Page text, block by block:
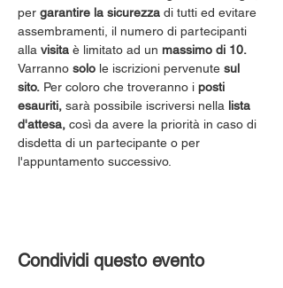
per garantire la sicurezza di tutti ed evitare
assembramenti, il numero di partecipanti
alla visita è limitato ad un massimo di 10.
Varranno solo le iscrizioni pervenute sul
sito. Per coloro che troveranno i posti
esauriti, sarà possibile iscriversi nella lista
d'attesa, così da avere la priorità in caso di
disdetta di un partecipante o per
l'appuntamento successivo.
Condividi questo evento